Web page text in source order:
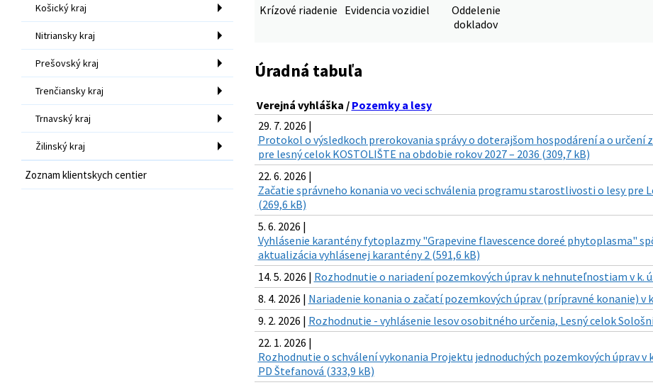
Košický kraj
Nitriansky kraj
Prešovský kraj
Trenčiansky kraj
Trnavský kraj
Žilinský kraj
Zoznam klientskych centier
Krízové riadenie Evidencia vozidiel
Oddelenie
dokladov
Úradná tabuľa
Verejná vyhláška / Pozemky a lesy
29. 7. 2026 |
Protokol o výsledkoch prerokovania správy o doterajšom hospodárení a o
pre lesný celok KOSTOLIŠTE na obdobie rokov 2027 – 2036 (309,7 kB)
22. 6. 2026 |
Začatie správneho konania vo veci schválenia programu starostlivosti o lesy pre
(269,6 kB)
5. 6. 2026 |
Vyhlásenie karantény fytoplazmy "Grapevine flavescence doreé phytoplasma"
aktualizácia vyhlásenej karantény 2 (591,6 kB)
14. 5. 2026 | Rozhodnutie o nariadení pozemkových úprav k nehnuteľnostiam v k.
8. 4. 2026 | Nariadenie konania o začatí pozemkových úprav (prípravné konanie)
9. 2. 2026 | Rozhodnutie - vyhlásenie lesov osobitného určenia, Lesný celok
22. 1. 2026 |
Rozhodnutie o schválení vykonania Projektu jednoduchých pozemkových úprav v
PD Štefanová (333,9 kB)